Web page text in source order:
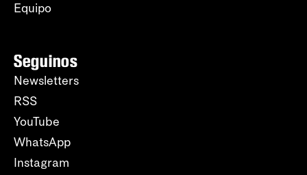
Equipo
Seguinos
Newsletters
RSS
YouTube
WhatsApp
Instagram